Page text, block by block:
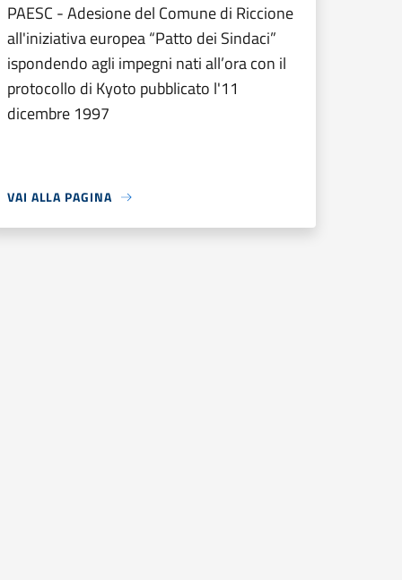
PAESC - Adesione del Comune di Riccione
all'iniziativa europea “Patto dei Sindaci”
ispondendo agli impegni nati all’ora con il
protocollo di Kyoto pubblicato l'11
dicembre 1997
VAI ALLA PAGINA